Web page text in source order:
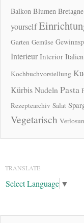
Balkon Blumen Bretagne
yourself
Garten Gemüse
Interieur Interior Italien
Kochbuchvorstellung
KürbisNudeln Pasta
Rezeptearchiv Salat
Vegetarisch
TRANSLATE
Select Language ▼